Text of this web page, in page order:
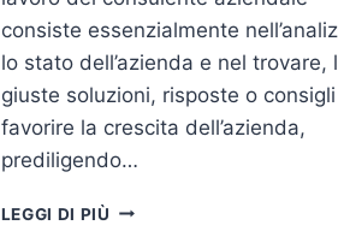
consiste essenzialmente
lo stato dell’azienda e nel trovare,
giuste soluzioni, risposte o
favorire la crescita dell’azienda,
prediligendo…
LEGGI DI PIÙ IL